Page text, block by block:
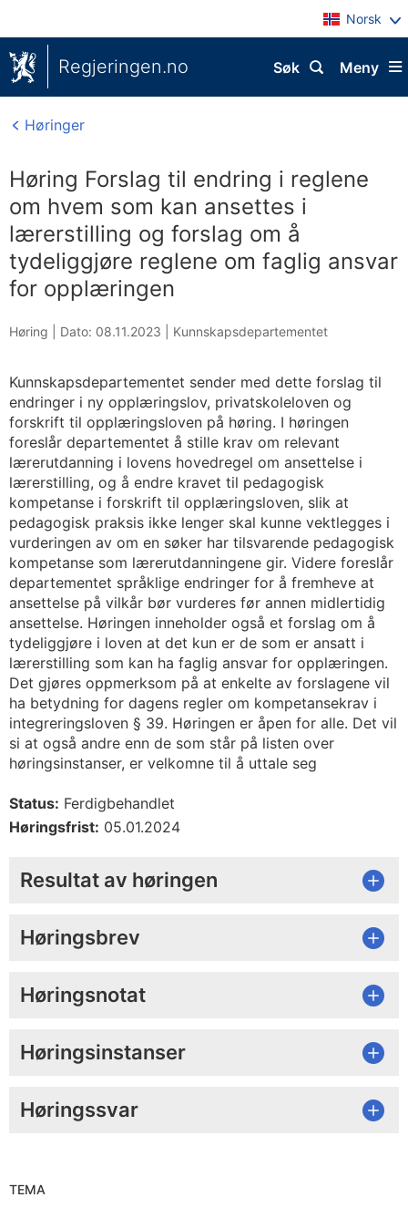
Norsk
Regjeringen.no Meny
Søk
Høringer
Høring Forslag til endring i reglene
om hvem som kan ansettes i
lærerstilling og forslag om å
tydeliggjøre reglene om faglig ansvar
for opplæringen
Høring | Dato: 08.11.2023 Kunnskapsdepartementet
Kunnskapsdepartementet sender med dette forslag til
endringer i ny opplæringslov, privatskoleloven og
forskrift til opplæringsloven på høring. I høringen
foreslår departementet å stille krav om relevant
lærerutdanning i lovens hovedregel om ansettelse i
lærerstilling, og å endre kravet til pedagogisk
kompetanse i forskrift til opplæringsloven, slik at
pedagogisk praksis ikke lenger skal kunne vektlegges i
vurderingen av om en søker har tilsvarende pedagogisk
kompetanse som lærerutdanningene gir. Videre foreslår
departementet språklige endringer for å fremheve at
ansettelse på vilkår bør vurderes før annen midlertidig
ansettelse. Høringen inneholder også et forslag om å
tydeliggjøre i loven at det kun er de som er ansatt i
lærerstilling som kan ha faglig ansvar for opplæringen.
Det gjøres oppmerksom på at enkelte av forslagene vil
ha betydning for dagens regler om kompetansekrav i
integreringsloven § 39. Høringen er åpen for alle. Det vil
si at også andre enn de som står på listen over
høringsinstanser, er velkomne til å uttale seg
Status: Ferdigbehandlet
Høringsfrist: 05.01.2024
Resultat av høringen
Høringsbrev
Høringsnotat
Høringsinstanser
Høringssvar
TEMA